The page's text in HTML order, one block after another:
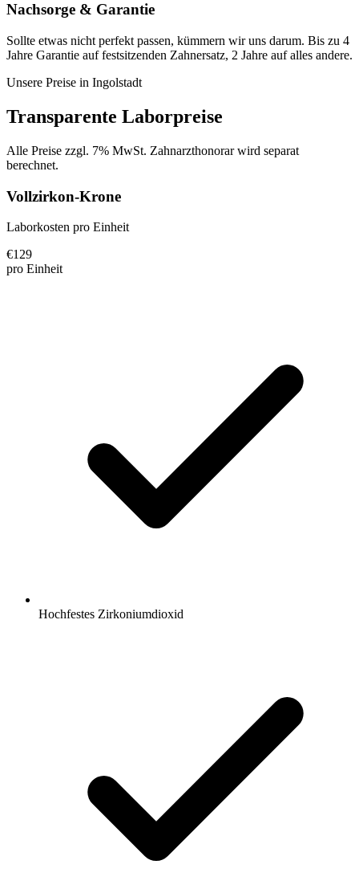
Nachsorge & Garantie
Sollte etwas nicht perfekt passen, kümmern wir uns darum. Bis zu 4
Jahre Garantie auf festsitzenden Zahnersatz, 2 Jahre auf alles andere.
Unsere Preise in Ingolstadt
Transparente Laborpreise
Alle Preise zzgl. 7% MwSt. Zahnarzthonorar wird separat
berechnet.
Vollzirkon-Krone
Laborkosten pro Einheit
€129
pro Einheit
Hochfestes Zirkoniumdioxid